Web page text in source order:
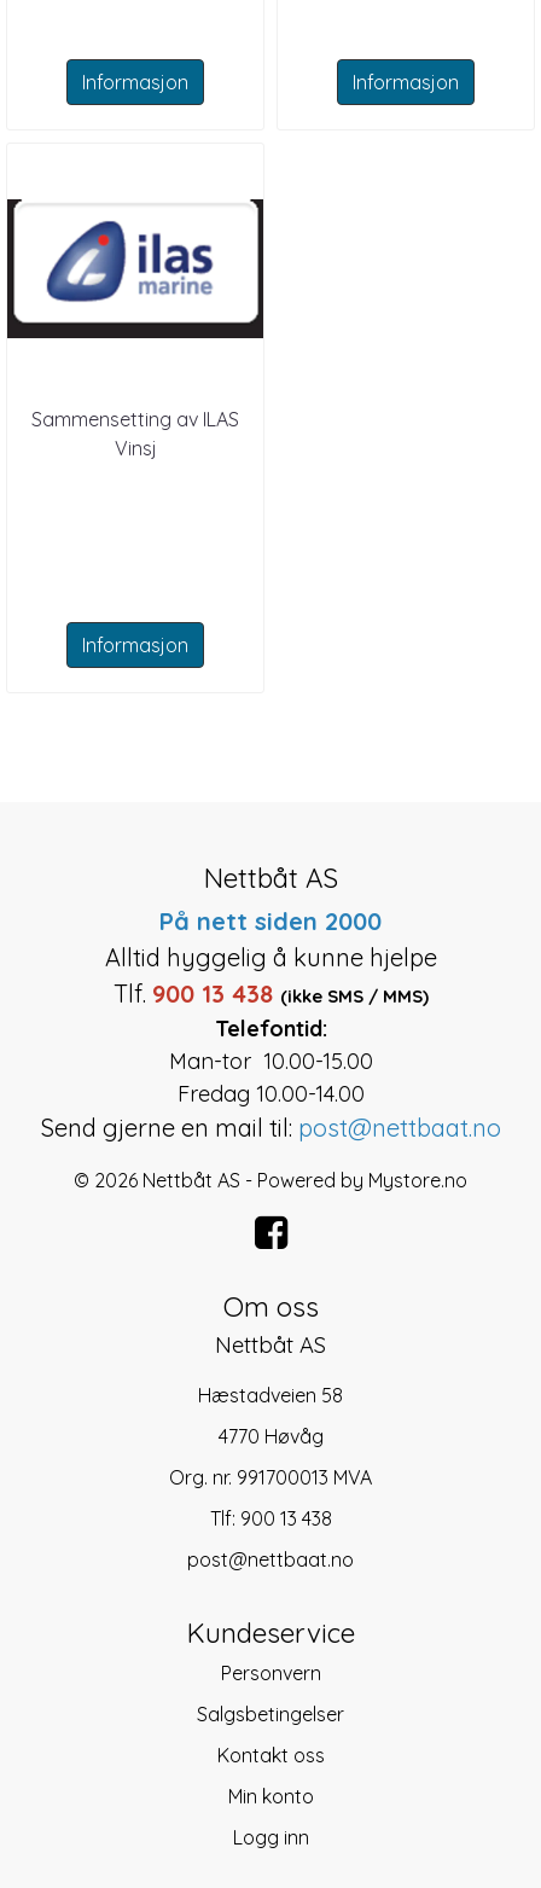
Informasjon Informasjon
Sammensetting av ILAS
Vinsj
Informasjon
Nettbåt AS
På nett siden 2000
Alltid hyggelig å kunne hjelpe
Tlf. 900 13 438 (ikke SMS / MMS)
Telefontid:
Man-tor 10.00-15.00
Fredag 10.00-14.00
Send gjerne en mail til: post@nettbaat.no
© 2026 Nettbåt AS - Powered by Mystore.no
Om oss
Nettbåt AS
Hæstadveien 58
4770 Høvåg
Org. nr. 991700013 MVA
Tlf: 900 13 438
post@nettbaat.no
Kundeservice
Personvern
Salgsbetingelser
Kontakt oss
Min konto
Logg inn